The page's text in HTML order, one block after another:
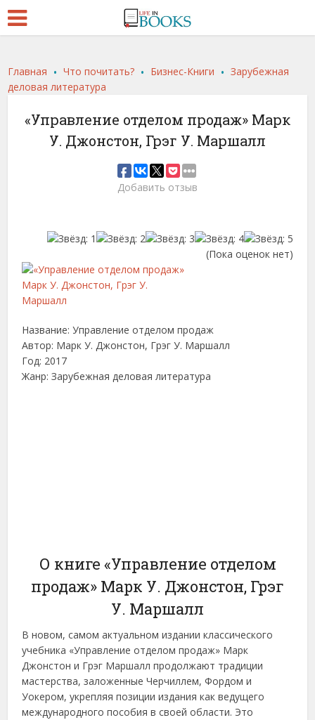
Главная .Что почитать? . Бизнес-Книги .Зарубежная
деловая литература
«Управление отделом продаж» Марк
У. Джонстон, Грэг У. Маршалл
Добавить отзыв
(Пока оценок нет)
Название: Управление отделом продаж
Автор: Марк У. Джонстон, Грэг У. Маршалл
Год: 2017
Жанр: Зарубежная деловая литература
О книге «Управление отделом
продаж» Марк У. Джонстон, Грэг
У. Маршалл
В новом, самом актуальном издании классического
учебника «Управление отделом продаж» Марк
Джонстон и Грэг Маршалл продолжают традиции
мастерства, заложенные Черчиллем, Фордом и
Уокером, укрепляя позиции издания как ведущего
международного пособия в своей области. Это